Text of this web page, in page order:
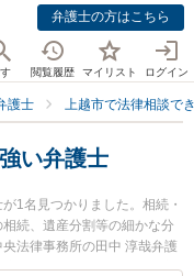
弁護士の方はこちら
閲覧履歴 マイリスト ログイン
護士 上越市で法律相談で
い弁護士
1名見つかりました。相続・
続、遺産分割等の細かな分
法律事務所の田中 淳哉弁護
目されています。『上越市